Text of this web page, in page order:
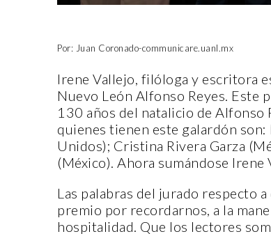
Por: Juan Coronado-communicare.uanl.mx
Irene Vallejo, filóloga y escritora
Nuevo León Alfonso Reyes. Este
130 años del natalicio de Alfonso
quienes tienen este galardón
Unidos); Cristina Rivera Garza
(México). Ahora sumándose Irene
Las palabras del jurado respecto
premio por recordarnos, a la
hospitalidad. Que los lectores